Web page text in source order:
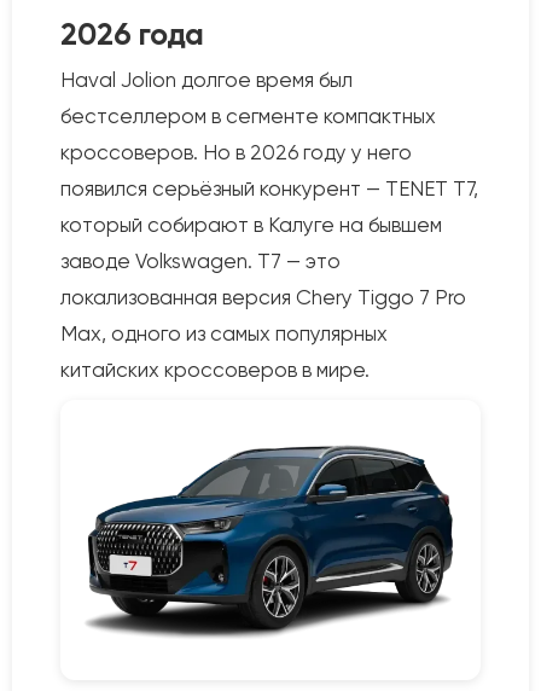
2026 года
Haval Jolion долгое время был
бестселлером в сегменте компактных
кроссоверов. Но в 2026 году у него
появился серьёзный конкурент — TENET T7,
который собирают в Калуге на бывшем
заводе Volkswagen. T7 — это
локализованная версия Chery Tiggo 7 Pro
Max, одного из самых популярных
китайских кроссоверов в мире.